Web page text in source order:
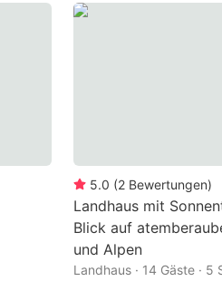
5.0 (2 Bewertungen)
Landhaus mit
Blick auf
und Alpen
Landhaus · 14 Gäste · 5